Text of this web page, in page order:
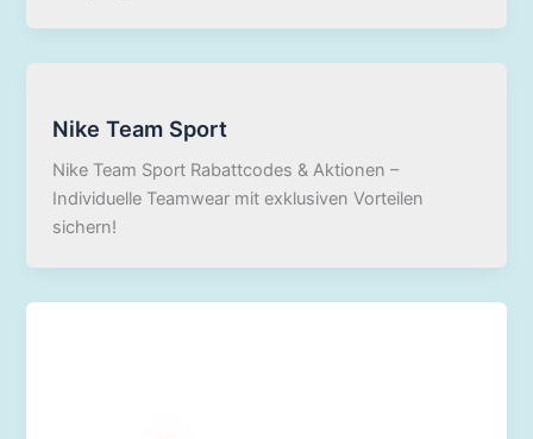
Nike Team Sport
Nike Team Sport Rabattcodes & Aktionen –
Individuelle Teamwear mit exklusiven Vorteilen
sichern!